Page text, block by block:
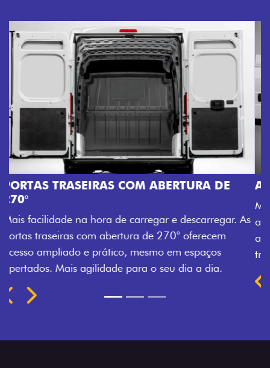
As
AMPLA ABERTURA DA PORTA LATERAL
Mais versatilidade para o seu carregamento. A ampla
abertura da porta lateral do Novo Ducato facilita o
acesso à carga, otimizando tempo e tornando o
trabalho mais eficiente, onde quer que você esteja.